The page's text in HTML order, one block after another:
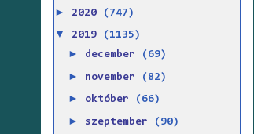
► 2020 (747)
▼ 2019 (1135)
► december (69)
► november (82)
► október (66)
► szeptember (90)